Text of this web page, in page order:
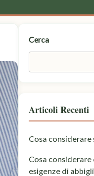
Cerca
Articoli Recenti
Cosa
Cosa
esigenze di